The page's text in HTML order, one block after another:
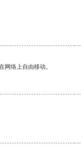
网络上自由移动。